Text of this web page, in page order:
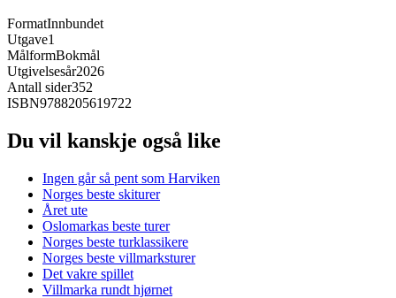
FormatInnbundet
Utgave1
MålformBokmål
Utgivelsesår2026
Antall sider352
ISBN9788205619722
Du vil kanskje også like
Ingen går så pent som Harviken
Norges beste skiturer
Året ute
Oslomarkas beste turer
Norges beste turklassikere
Norges beste villmarksturer
Det vakre spillet
Villmarka rundt hjørnet